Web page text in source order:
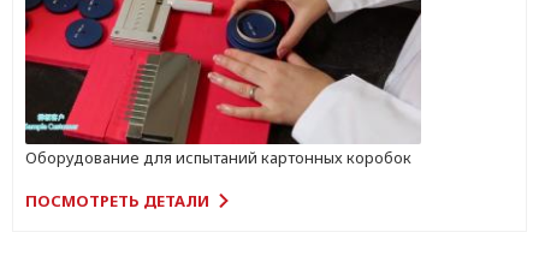
Оборудование для испытаний картонных коробок
ПОСМОТРЕТЬ ДЕТАЛИ